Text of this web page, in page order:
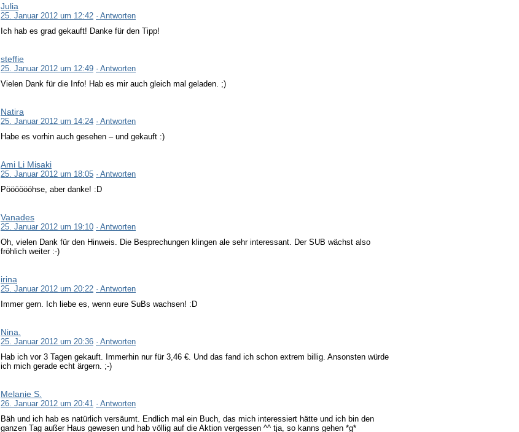
Julia
25. Januar 2012 um 12:42 · Antworten
Ich hab es grad gekauft! Danke für den Tipp!
steffie
25. Januar 2012 um 12:49 · Antworten
Vielen Dank für die Info! Hab es mir auch gleich mal geladen. ;)
Natira
25. Januar 2012 um 14:24 · Antworten
Habe es vorhin auch gesehen – und gekauft :)
Ami Li Misaki
25. Januar 2012 um 18:05 · Antworten
Pööööööhse, aber danke! :D
Vanades
25. Januar 2012 um 19:10 · Antworten
Oh, vielen Dank für den Hinweis. Die Besprechungen klingen ale sehr interessant. Der SUB wächst also
fröhlich weiter :-)
irina
25. Januar 2012 um 20:22 · Antworten
Immer gern. Ich liebe es, wenn eure SuBs wachsen! :D
Nina.
25. Januar 2012 um 20:36 · Antworten
Hab ich vor 3 Tagen gekauft. Immerhin nur für 3,46 €. Und das fand ich schon extrem billig. Ansonsten würde
ich mich gerade echt ärgern. ;-)
Melanie S.
26. Januar 2012 um 20:41 · Antworten
Bäh und ich hab es natürlich versäumt. Endlich mal ein Buch, das mich interessiert hätte und ich bin den
ganzen Tag außer Haus gewesen und hab völlig auf die Aktion vergessen ^^ tja, so kanns gehen *g*